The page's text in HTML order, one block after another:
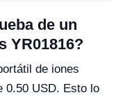
de un
YR01816?
de iones
0.50 USD. Esto lo